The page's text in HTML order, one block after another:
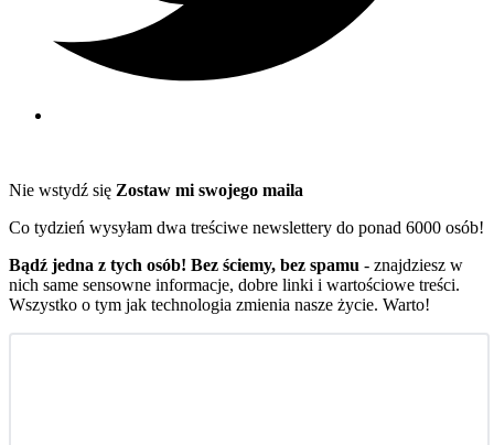
Nie wstydź się Zostaw mi swojego maila
Co tydzień wysyłam dwa treściwe newslettery do ponad 6000 osób!
Bądź jedna z tych osób! Bez ściemy, bez spamu - znajdziesz w
nich same sensowne informacje, dobre linki i wartościowe treści.
Wszystko o tym jak technologia zmienia nasze życie. Warto!